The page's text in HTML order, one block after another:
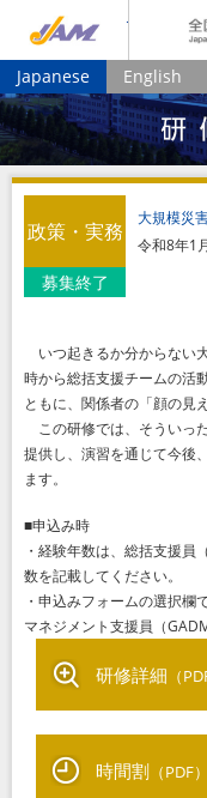
Japanese English
大規模災
令和8年1
政策・実務
募集終了
いつ起きるか分からない
時から総括支援チームの活
ともに、関係者の「顔の見
この研修では、そういっ
提供し、演習を通じて今後
ます。
■申込み時
・経験年数は、総括支援
数を記載してください。
・申込みフォームの選択
マネジメント支援員（
研修詳細 （
時間割 （PDF）